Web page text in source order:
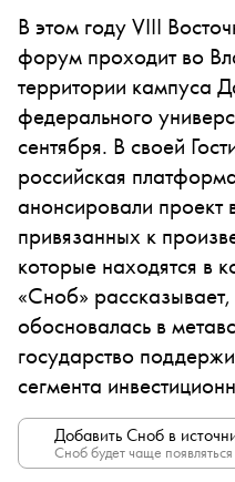
В этом году VIII
форум проходит во
территории кампуса
федерального
сентября. В своей
российская
анонсировали проект
привязанных к
которые находятся в
«Сноб»
обосновалась в
государство
сегмента
Добавить Сноб в
Сноб будет чаще